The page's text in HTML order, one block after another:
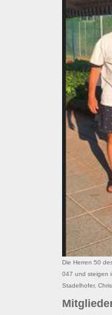
Die Herren 50
047 und steigen
Stadelhofer,